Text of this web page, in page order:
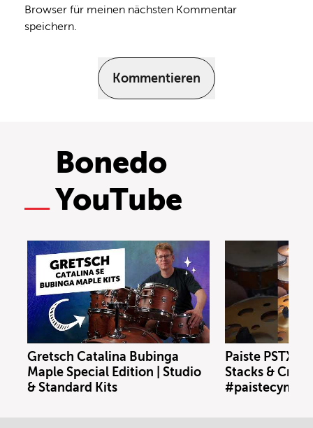
Browser für meinen nächsten Kommentar
speichern.
Kommentieren
Bonedo
YouTube
Gretsch Catalina Bubinga
Maple Special Edition | Studio
& Standard Kits
Paiste PSTX
Stacks &